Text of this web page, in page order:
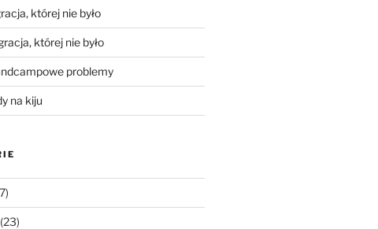
której nie było
której nie było
problemy
na kiju